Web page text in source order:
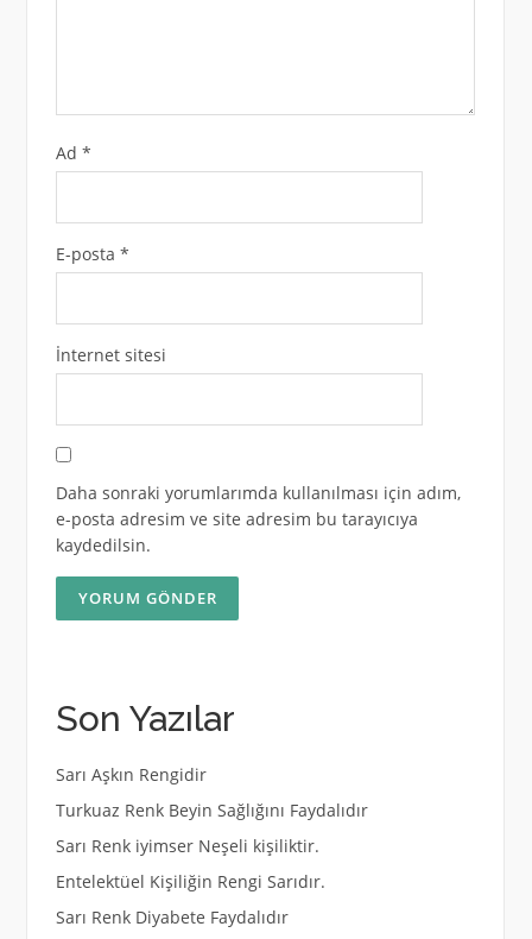
Ad *
E-posta *
İnternet sitesi
Daha sonraki yorumlarımda kullanılması için adım,
e-posta adresim ve site adresim bu tarayıcıya
kaydedilsin.
Son Yazılar
Sarı Aşkın Rengidir
Turkuaz Renk Beyin Sağlığını Faydalıdır
Sarı Renk iyimser Neşeli kişiliktir.
Entelektüel Kişiliğin Rengi Sarıdır.
Sarı Renk Diyabete Faydalıdır